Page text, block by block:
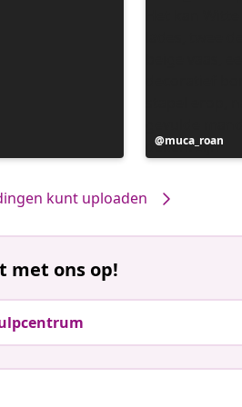
Bericht
gepubliceerd
muca_roan
kunt uploaden
met ons op!